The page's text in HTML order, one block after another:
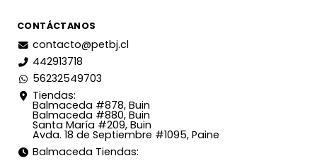
CONTÁCTANOS
contacto@petbj.cl
442913718
56232549703
Tiendas:
Balmaceda #878, Buin
Balmaceda #880, Buin
Santa María #209, Buin
Avda. 18 de Septiembre #1095, Paine
Balmaceda Tiendas: